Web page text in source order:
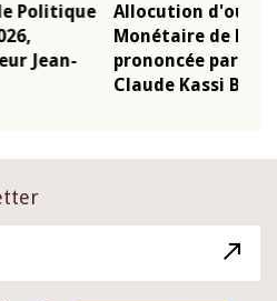
du Comité de Politique
du 4 mars 2026,
Monsieur Jean-